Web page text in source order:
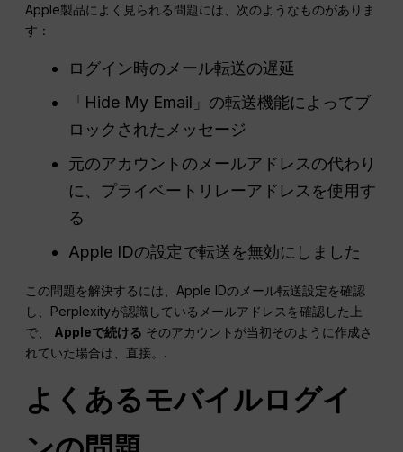
Apple製品によく見られる問題には、次のようなものがありま
す：
ログイン時のメール転送の遅延
「Hide My Email」の転送機能によってブ
ロックされたメッセージ
元のアカウントのメールアドレスの代わり
に、プライベートリレーアドレスを使用す
る
Apple IDの設定で転送を無効にしました
この問題を解決するには、Apple IDのメール転送設定を確認
し、Perplexityが認識しているメールアドレスを確認した上
で、 Appleで続ける そのアカウントが当初そのように作成さ
れていた場合は、直接。.
よくあるモバイルログイ